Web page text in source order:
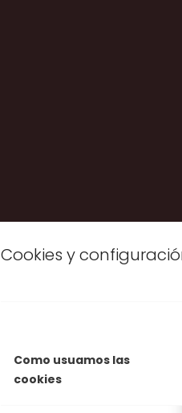
Cookies y
Como usuamos las
cookies